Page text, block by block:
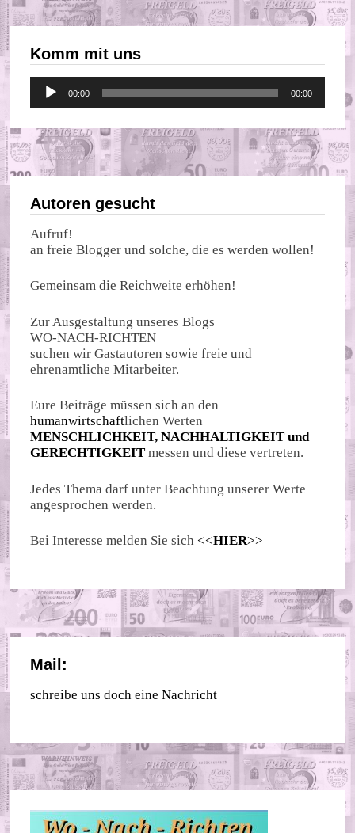
Komm mit uns
Audio-
Player
00:00 00:00
Autoren gesucht
Aufruf!
an freie Blogger und solche, die es werden wollen!
Gemeinsam die Reichweite erhöhen!
Zur Ausgestaltung unseres Blogs
WO-NACH-RICHTEN
suchen wir Gastautoren sowie freie und
ehrenamtliche Mitarbeiter.
Eure Beiträge müssen sich an den
humanwirtschaftlichen Werten
MENSCHLICHKEIT, NACHHALTIGKEIT und
GERECHTIGKEIT messen und diese vertreten.
Jedes Thema darf unter Beachtung unserer Werte
angesprochen werden.
Bei Interesse melden Sie sich <<HIER>>
Mail:
schreibe uns doch eine Nachricht